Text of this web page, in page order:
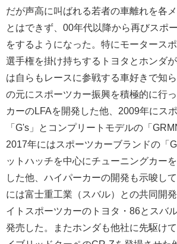
だが声高に叫ばれる若者の車離れを各
とはできず、00年代以降から再びスポ
をするようになった。特にモータース
選手権を掛け持ちするトヨタとホンダ
は自らもレースに参戦する車好きで知
の元にスポーツカー振興を積極的に行
カーのLFAを開発した他、2009年にス
「G's」とコンプリートモデルの「
2017年にはスポーツカーブランドの「
ットハッチを中心にチューニングカー
した他、ハイパーカーの開発も示唆し
には富士重工業（スバル）との共同開
イトスポーツカーのトヨタ・86とスバ
発売した。またホンダも他社に先駆け